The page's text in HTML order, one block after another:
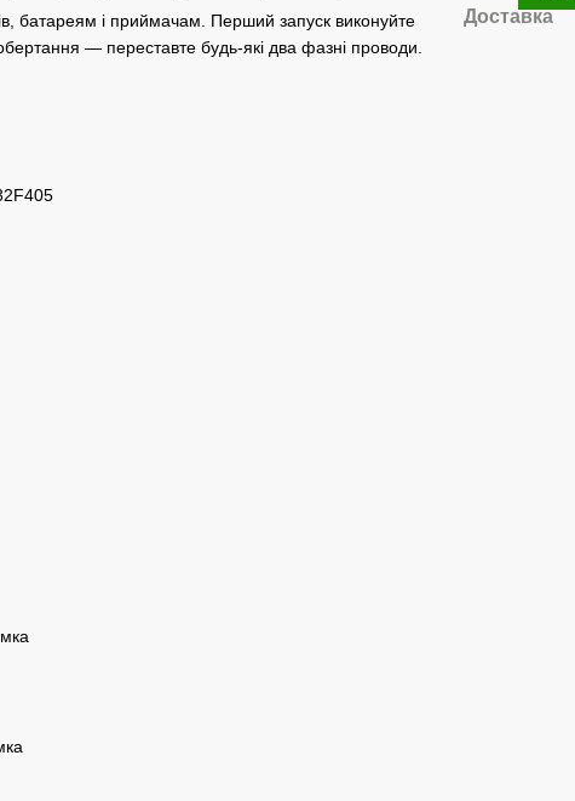
батареям і приймачам. Перший запуск виконуйте
— переставте будь-які два фазні проводи.
Доставка